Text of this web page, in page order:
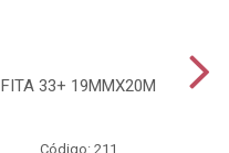
FITA 33+ 19MMX20M
Código: 211